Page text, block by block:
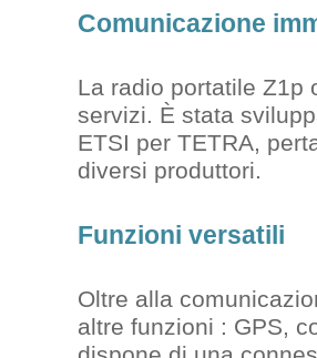
Comunicazione
La radio portatile Z1p
servizi. È stata
ETSI per TETRA,
diversi produttori.
Funzioni versatili
Oltre alla
altre funzioni : GPS,